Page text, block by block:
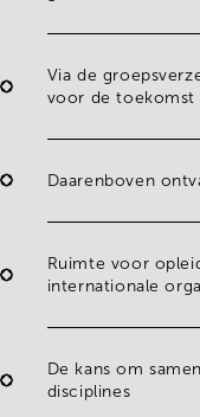
Via de
voor de toekomst
Daarenboven
Ruimte voor
internationale
De kans om
disciplines